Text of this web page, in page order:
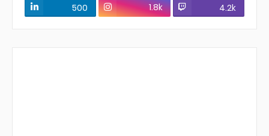
500
1.8k 4.2k